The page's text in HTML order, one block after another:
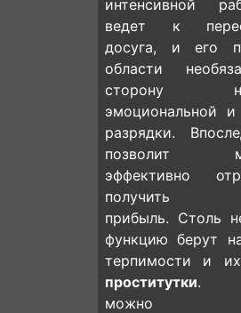
интенсивной
ведет к
досуга, и его
области
сторону
эмоциональной и
разрядки.
позволит
эффективно
получить
прибыль. Столь
функцию берут
терпимости и
проститутки.
можно